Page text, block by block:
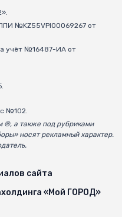
№KZ55VPI00069267 от
учёт №16487-ИА от
№102.
®, а также под рубриками
носят рекламный характер.
сайта
«Мой ГОРОД»